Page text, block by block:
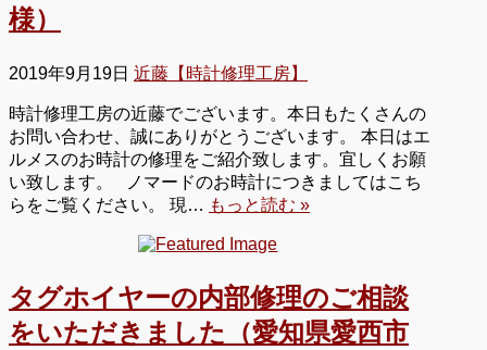
様）
2019年9月19日 近藤【時計修理工房】
時計修理工房の近藤でございます。本日もたくさんの
お問い合わせ、誠にありがとうございます。 本日はエ
ルメスのお時計の修理をご紹介致します。宜しくお願
い致します。 ノマードのお時計につきましてはこち
らをご覧ください。 現… もっと読む »
タグホイヤーの内部修理のご相談
をいただきました（愛知県愛西市